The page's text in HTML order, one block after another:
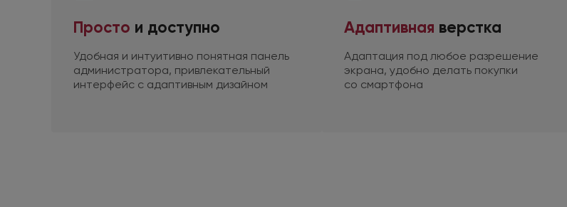
Просто и доступно
Удобная и интуитивно понятная панель
администратора, привлекательный
интерфейс с адаптивным дизайном
Адаптивная верстка
Адаптация под любое разрешение
экрана, удобно делать покупки
со смартфона